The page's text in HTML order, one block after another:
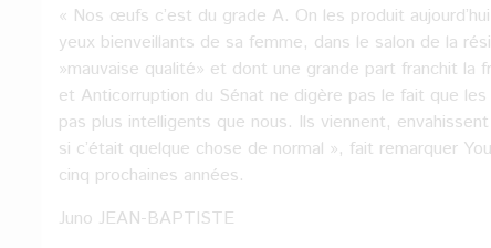
« Nos œufs c’est du grade A. On les produit
yeux bienveillants de sa femme, dans le salon de la
»mauvaise qualité» et dont une grande part franchit
et Anticorruption du Sénat ne digère pas le fait que
pas plus intelligents que nous. Ils viennent,
si c’était quelque chose de normal », fait remarquer
cinq prochaines années.
Juno JEAN-BAPTISTE